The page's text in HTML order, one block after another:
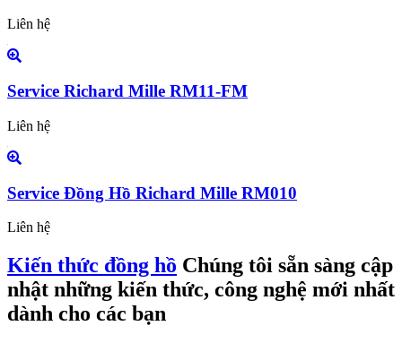
Liên hệ
Service Richard Mille RM11-FM
Liên hệ
Service Đồng Hồ Richard Mille RM010
Liên hệ
Kiến thức đồng hồ Chúng tôi sẵn sàng cập
nhật những kiến thức, công nghệ mới nhất
dành cho các bạn